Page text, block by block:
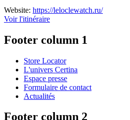
Website: https://leloclewatch.ru/
Voir l'itinéraire
Footer column 1
Store Locator
L'univers Certina
Espace presse
Formulaire de contact
Actualités
Footer column 2